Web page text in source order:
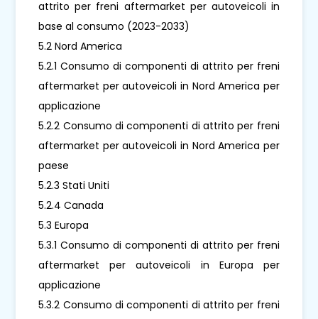
attrito per freni aftermarket per autoveicoli in
base al consumo (2023-2033)
5.2 Nord America
5.2.1 Consumo di componenti di attrito per freni
aftermarket per autoveicoli in Nord America per
applicazione
5.2.2 Consumo di componenti di attrito per freni
aftermarket per autoveicoli in Nord America per
paese
5.2.3 Stati Uniti
5.2.4 Canada
5.3 Europa
5.3.1 Consumo di componenti di attrito per freni
aftermarket per autoveicoli in Europa per
applicazione
5.3.2 Consumo di componenti di attrito per freni